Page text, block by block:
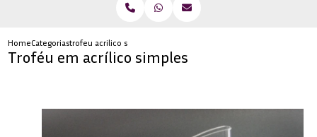
HomeCategoriastrofeu acrilico simples
Troféu em acrílico simples